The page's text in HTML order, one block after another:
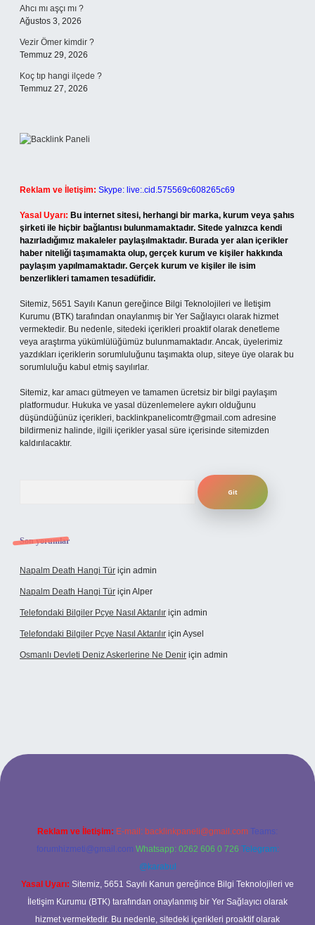
Ahcı mı aşçı mı ?
Ağustos 3, 2026
Vezir Ömer kimdir ?
Temmuz 29, 2026
Koç tıp hangi ilçede ?
Temmuz 27, 2026
Reklam ve İletişim: Skype: live:.cid.575569c608265c69
Yasal Uyarı: Bu internet sitesi, herhangi bir marka, kurum veya şahıs
şirketi ile hiçbir bağlantısı bulunmamaktadır. Sitede yalnızca kendi
hazırladığımız makaleler paylaşılmaktadır. Burada yer alan içerikler
haber niteliği taşımamakta olup, gerçek kurum ve kişiler hakkında
paylaşım yapılmamaktadır. Gerçek kurum ve kişiler ile isim
benzerlikleri tamamen tesadüfidir.
Sitemiz, 5651 Sayılı Kanun gereğince Bilgi Teknolojileri ve İletişim
Kurumu (BTK) tarafından onaylanmış bir Yer Sağlayıcı olarak hizmet
vermektedir. Bu nedenle, sitedeki içerikleri proaktif olarak denetleme
veya araştırma yükümlülüğümüz bulunmamaktadır. Ancak, üyelerimiz
yazdıkları içeriklerin sorumluluğunu taşımakta olup, siteye üye olarak bu
sorumluluğu kabul etmiş sayılırlar.
Sitemiz, kar amacı gütmeyen ve tamamen ücretsiz bir bilgi paylaşım
platformudur. Hukuka ve yasal düzenlemelere aykırı olduğunu
düşündüğünüz içerikleri, backlinkpanelicomtr@gmail.com adresine
bildirmeniz halinde, ilgili içerikler yasal süre içerisinde sitemizden
kaldırılacaktır.
Son yorumlar
Napalm Death Hangi Tür için admin
Napalm Death Hangi Tür için Alper
Telefondaki Bilgiler Pcye Nasıl Aktarılır için admin
Telefondaki Bilgiler Pcye Nasıl Aktarılır için Aysel
Osmanlı Devleti Deniz Askerlerine Ne Denir için admin
Reklam ve İletişim: E-mail: backlinkpaneli@gmail.com Teams:
forumhizmeti@gmail.com Whatsapp: 0262 606 0 726 Telegram:
@karabul
Yasal Uyarı: Sitemiz, 5651 Sayılı Kanun gereğince Bilgi Teknolojileri ve
İletişim Kurumu (BTK) tarafından onaylanmış bir Yer Sağlayıcı olarak
hizmet vermektedir. Bu nedenle, sitedeki içerikleri proaktif olarak